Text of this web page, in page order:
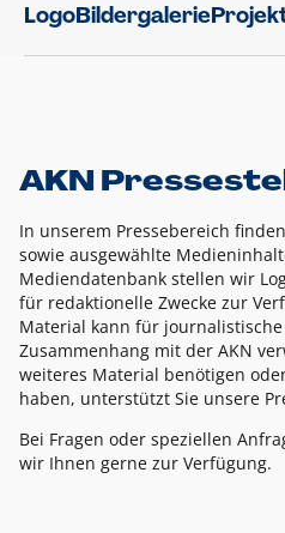
LogoBildergalerie
AKN
In unserem Pressebereich
sowie ausgewählte
Mediendatenbank stellen wir
für redaktionelle Zwecke zur
Material kann für
Zusammenhang mit der AKN
weiteres Material benötigen
haben, unterstützt Sie unsere
Bei Fragen oder speziellen
wir Ihnen gerne zur Verfügung.